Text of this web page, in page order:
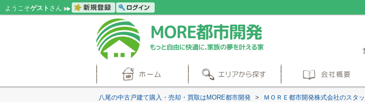
ようこそゲスト さん
八尾の中古戸建て購入・売却・買取はMORE都市開発 > ＭＯＲＥ都市開発株式会社のスタ